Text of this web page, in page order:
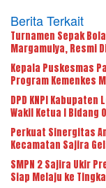
Berita Terkait
Turnamen Sepak
Margamulya, Resmi
Kepala Puskesmas
Program Kemenkes
DPD KNPI
Wakil Ketua I Bidang
Perkuat Sinergitas
Kecamatan Sajira
SMPN 2 Sajira Ukir
Siap Melaju ke